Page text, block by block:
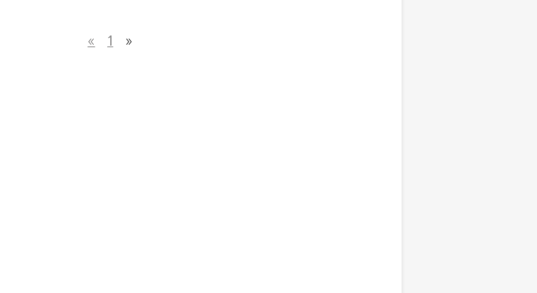
« 1 »